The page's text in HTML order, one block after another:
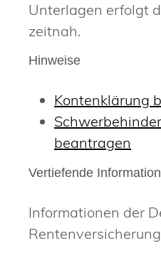
Unterlagen erfolgt
zeitnah.
Hinweise
Kontenklärung
beantragen
Vertiefende
Informationen der